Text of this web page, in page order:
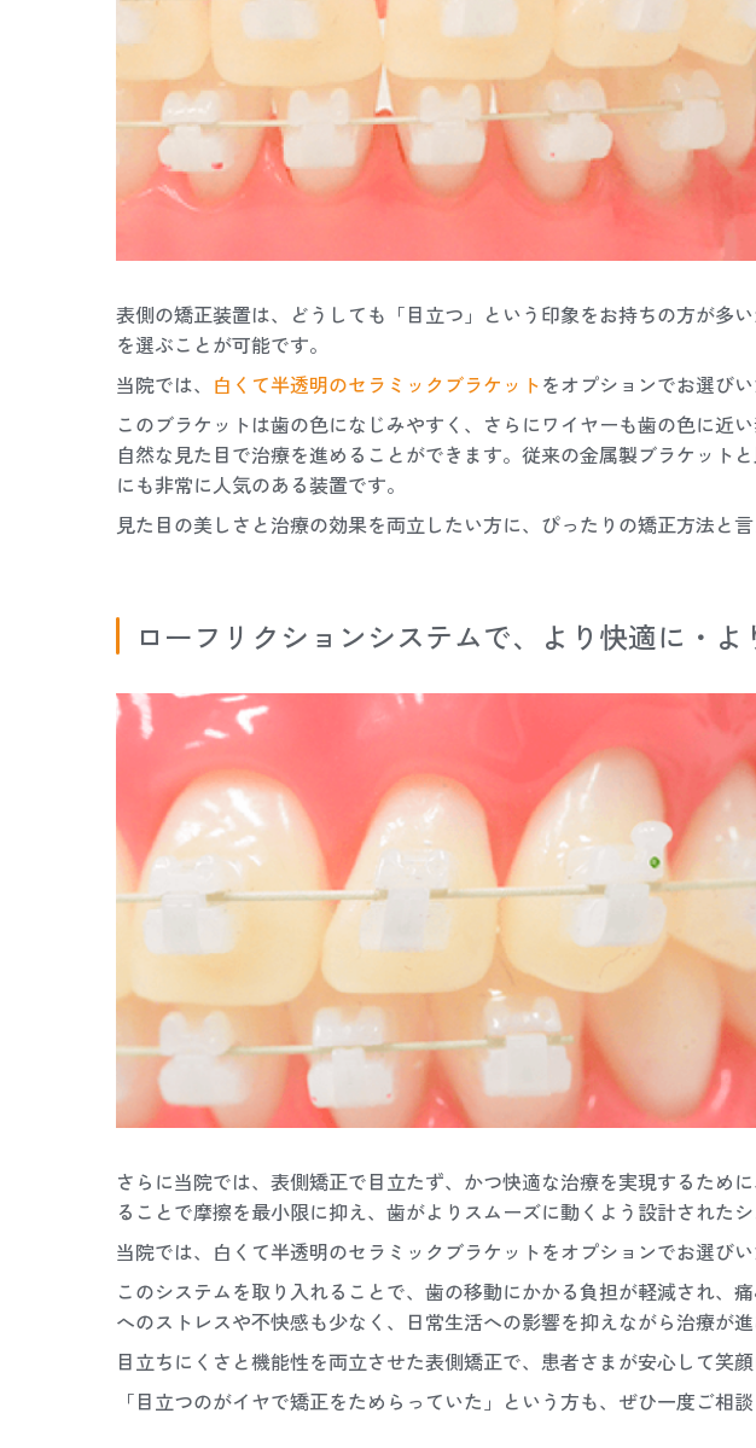
表側の矯正装置は、どうしても「目立つ」という印象をお持ちの方が多
を選ぶことが可能です。
当院では、 白くて半透明のセラミックブラケットをオプションでお選びい
このブラケットは歯の色になじみやすく、さらにワイヤーも歯の色に近
自然な見た目で治療を進めることができます。従来の金属製ブラケット
にも非常に人気のある装置です。
見た目の美しさと治療の効果を両立したい方に、ぴったりの矯正方法と言
ローフリクションシステムで、より快適に・よ
さらに当院では、表側矯正で目立たず、かつ快適な治療を実現するため
ることで摩擦を最小限に抑え、歯がよりスムーズに動くよう設計されたシ
当院では、白くて半透明のセラミックブラケットをオプションでお選びい
このシステムを取り入れることで、歯の移動にかかる負担が軽減され
へのストレスや不快感も少なく、日常生活への影響を抑えながら治療が進
目立ちにくさと機能性を両立させた表側矯正で、患者さまが安心して笑
「目立つのがイヤで矯正をためらっていた」という方も、ぜひ一度ご相談